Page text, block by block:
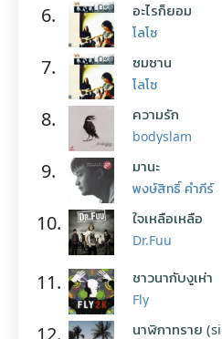
6. อะไรก็ยอม
โลโซ
7. ซมซาน
โลโซ
8. ความรัก
bodyslam
9. มานะ
พงษ์สิทธิ์ คำภีร์
10. ใจเหลือเหลือ
Dr.Fuu
11. ชาวนากับงูเห่า
Fly
นาฬิกาทราย